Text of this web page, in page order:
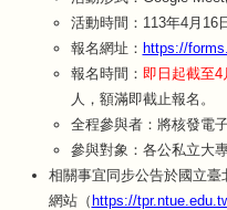
活動時間：113年4月16
報名網址： https://
報名時間： 即日起截至4
人，額滿即截止報名。
全程參與者：將核發電
參與對象：各公私立大
相關事宜同步公告於國立
網站（https://